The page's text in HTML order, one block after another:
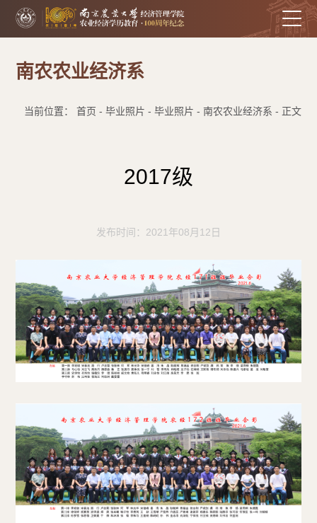
南农农业经济系
当前位置： 首页 - 毕业照片 - 毕业照片 - 南农农业经济系 - 正文
2017级
发布时间：2021年08月12日